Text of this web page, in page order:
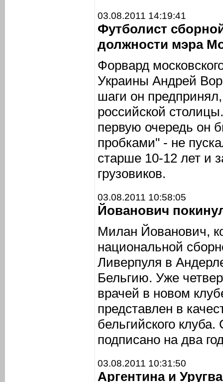
03.08.2011 14:19:41
Футболист
должности мэра
Форвард
Украины Андрей
шаги он
российской
первую очередь он
пробками" - не
старше 10-12 лет и
грузовиков.
03.08.2011 10:58:05
Йованович
Милан Йованович,
национальной
Ливерпуля в
Бельгию. Уже
врачей в новом
представлен в
бельгийского
подписано на два
03.08.2011 10:31:50
Аргентина и